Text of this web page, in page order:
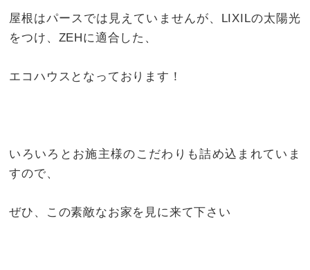
屋根はパースでは見えていませんが、LIXILの太陽光
をつけ、ZEHに適合した、
エコハウスとなっております！
いろいろとお施主様のこだわりも詰め込まれていま
すので、
ぜひ、この素敵なお家を見に来て下さい